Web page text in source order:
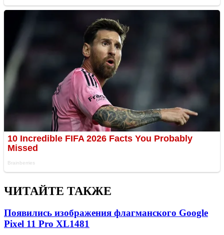
ЧИТАЙТЕ ТАКЖЕ
Появились изображения флагманского Google
Pixel 11 Pro XL1481